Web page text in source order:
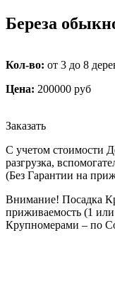
Береза
Кол-во: от 3 до 8
Цена: 200000 руб
Заказать
С учетом стоимости
разгрузка,
(Без Гарантии на
Внимание! Посадка
приживаемость (1
Крупномерами – по